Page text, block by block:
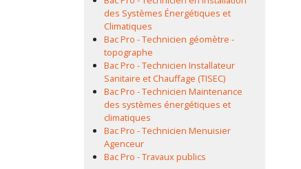
des Systèmes Énergétiques et
Climatiques
Bac Pro - Technicien géomètre -
topographe
Bac Pro - Technicien Installateur
Sanitaire et Chauffage (TISEC)
Bac Pro - Technicien Maintenance
des systèmes énergétiques et
climatiques
Bac Pro - Technicien Menuisier
Agenceur
Bac Pro - Travaux publics